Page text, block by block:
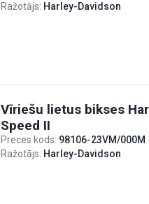
Ražotājs: Harley-Davidson
Vīriešu lietus bikses
Speed II
Preces kods: 98106-23VM/000M
Ražotājs: Harley-Davidson